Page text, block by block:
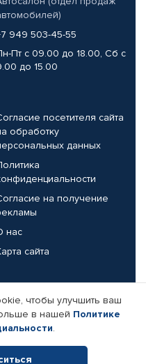
949 503-45-55
Пт с 09.00 до 18.00, Сб с
до 15.00
посетителя сайта
обработку
данных
на получение
нас
сайта
компании
чтобы улучшить ваш
в нашей Политике
.